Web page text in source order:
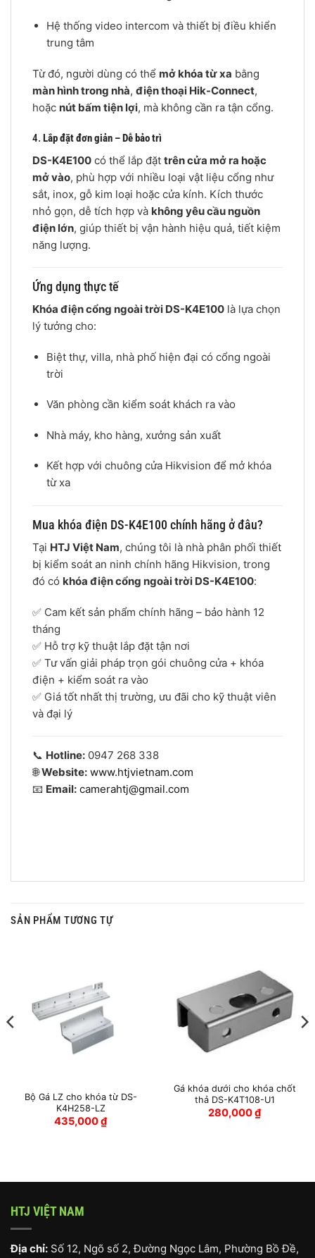
Hệ thống video intercom và thiết bị điều khiển
trung tâm
Từ đó, người dùng có thể mở khóa từ xa bằng
màn hình trong nhà, điện thoại Hik-Connect,
hoặc nút bấm tiện lợi, mà không cần ra tận cổng.
4. Lắp đặt đơn giản – Dễ bảo trì
DS-K4E100 có thể lắp đặt trên cửa mở ra hoặc
mở vào, phù hợp với nhiều loại vật liệu cổng như
sắt, inox, gỗ kim loại hoặc cửa kính. Kích thước
nhỏ gọn, dễ tích hợp và không yêu cầu nguồn
điện lớn, giúp thiết bị vận hành hiệu quả, tiết kiệm
năng lượng.
Ứng dụng thực tế
Khóa điện cổng ngoài trời DS-K4E100 là lựa chọn
lý tưởng cho:
Biệt thự, villa, nhà phố hiện đại có cổng ngoài
trời
Văn phòng cần kiểm soát khách ra vào
Nhà máy, kho hàng, xưởng sản xuất
Kết hợp với chuông cửa Hikvision để mở khóa
từ xa
Mua khóa điện DS-K4E100 chính hãng ở đâu?
Tại HTJ Việt Nam, chúng tôi là nhà phân phối thiết
bị kiểm soát an ninh chính hãng Hikvision, trong
đó có khóa điện cổng ngoài trời DS-K4E100:
✅ Cam kết sản phẩm chính hãng – bảo hành 12
tháng
✅ Hỗ trợ kỹ thuật lắp đặt tận nơi
✅ Tư vấn giải pháp trọn gói chuông cửa + khóa
điện + kiểm soát ra vào
✅ Giá tốt nhất thị trường, ưu đãi cho kỹ thuật viên
và đại lý
📞 Hotline: 0947 268 338
🌐Website: www.htjvietnam.com
📧 Email: camerahtj@gmail.com
SẢN PHẨM TƯƠNG TỰ
Bộ Gá LZ cho khóa từ DS-
K4H258-LZ
435,000₫
Gá khóa dưới cho khóa chốt
thả DS-K4T108-U1
280,000₫
HTJ VIỆT NAM
Địa chỉ: Số 12, Ngõ số 2, Đường Ngọc Lâm, Phường Bồ Đề,